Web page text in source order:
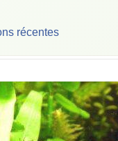
récentes